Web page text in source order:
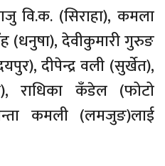
वि.क. (सिराहा), कमला
(धनुषा), देवीकुमारी गुरुङ
दीपेन्द्र वली (सुर्खेत),
राधिका कँडेल (फोटो
कमली (लमजुङ)लाई